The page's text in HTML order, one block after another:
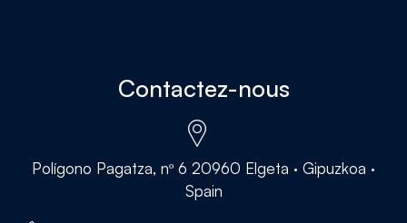
Contactez-nous
Polígono Pagatza, nº 6 20960 Elgeta · Gipuzkoa ·
Spain